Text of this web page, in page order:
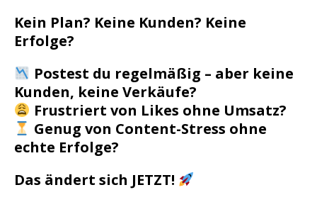
Kein Plan? Keine Kunden? Keine
Erfolge?
Postest du regelmäßig – aber keine
Kunden, keine Verkäufe?
Frustriert von Likes ohne Umsatz?
Genug von Content-Stress ohne
echte Erfolge?
Das ändert sich JETZT!